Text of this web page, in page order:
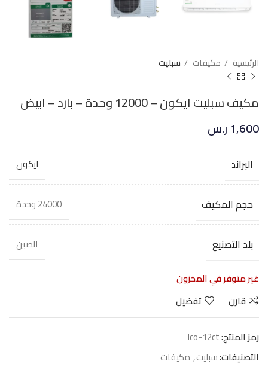
الرئيسية مكيفات سبليت
مكيف سبليت ايكون – 12000 وحدة – بارد – ابيض
1,600ر.س
البراند ايكون
حجم المكيف 24000 وحدة
بلد التصنيع
الصين
غير متوفر في المخزون
قارن
تفضيل
رمز المنتج:Ico-12ct
التصنيفات:سبليت, مكيفات